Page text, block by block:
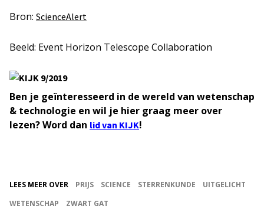
Bron: ScienceAlert
Beeld: Event Horizon Telescope Collaboration
Ben je geïnteresseerd in de wereld van wetenschap
& technologie en wil je hier graag meer over
lezen? Word dan lid van KIJK!
LEES MEER OVER PRIJS SCIENCE STERRENKUNDE
UITGELICHT
WETENSCHAP
ZWART GAT